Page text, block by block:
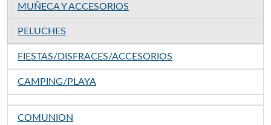
MUÑECA Y ACCESORIOS
PELUCHES
FIESTAS/DISFRACES/ACCESORIOS
CAMPING/PLAYA
COMUNION